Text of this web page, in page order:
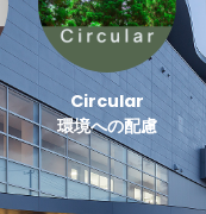
Circular
環境への配慮